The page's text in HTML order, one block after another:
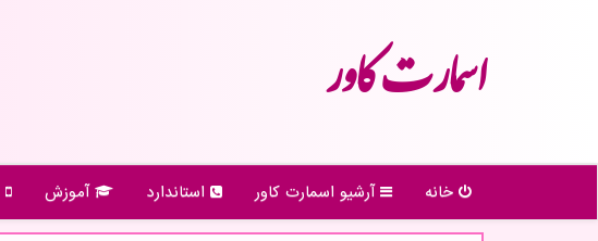
اسمارت كاور
خانه آرشیو اسمارت كاور استاندارد آموزش